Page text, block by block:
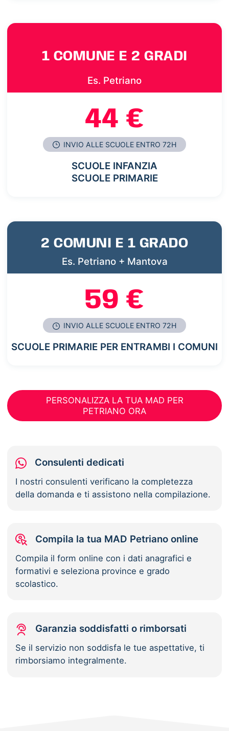
1 COMUNE E 2 GRADI
Es. Petriano
44 €
INVIO ALLE SCUOLE ENTRO 72H
SCUOLE INFANZIA
SCUOLE PRIMARIE
2 COMUNI E 1 GRADO
Es. Petriano + Mantova
59 €
INVIO ALLE SCUOLE ENTRO 72H
SCUOLE PRIMARIE PER ENTRAMBI I COMUNI
PERSONALIZZA LA TUA MAD PER
PETRIANO ORA
Consulenti dedicati
I nostri consulenti verificano la completezza
della domanda e ti assistono nella compilazione.
Compila la tua MAD Petriano online
Compila il form online con i dati anagrafici e
formativi e seleziona province e grado
scolastico.
Garanzia soddisfatti o rimborsati
Se il servizio non soddisfa le tue aspettative, ti
rimborsiamo integralmente.